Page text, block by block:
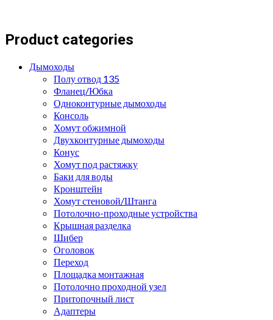
Product categories
Дымоходы
Полу отвод 135
Фланец/Юбка
Одноконтурные дымоходы
Консоль
Хомут обжимной
Двухконтурные дымоходы
Конус
Хомут под растяжку
Баки для воды
Кронштейн
Хомут стеновой/Штанга
Потолочно-проходные устройства
Крышная разделка
Шибер
Оголовок
Переход
Площадка монтажная
Потолочно проходной узел
Притопочный лист
Адаптеры